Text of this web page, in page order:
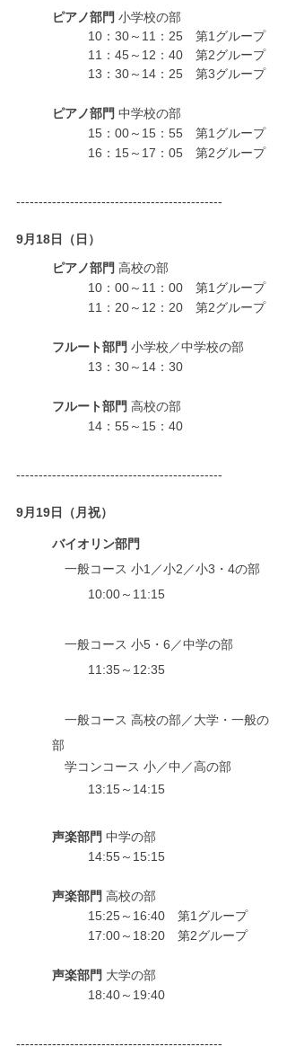
ピアノ部門 小学校の部
10：30～11：25　第1グループ
11：45～12：40　第2グループ
13：30～14：25　第3グループ
ピアノ部門 中学校の部
15：00～15：55　第1グループ
16：15～17：05　第2グループ
----------------------------------------------
9月18日（日）
ピアノ部門 高校の部
10：00～11：00　第1グループ
11：20～12：20　第2グループ
フルート部門 小学校／中学校の部
13：30～14：30
フルート部門 高校の部
14：55～15：40
----------------------------------------------
9月19日（月祝）
バイオリン部門
一般コース 小1／小2／小3・4の部
10:00～11:15
一般コース 小5・6／中学の部
11:35～12:35
一般コース 高校の部／大学・一般の
部
学コンコース 小／中／高の部
13:15～14:15
声楽部門 中学の部
14:55～15:15
声楽部門 高校の部
15:25～16:40　第1グループ
17:00～18:20　第2グループ
声楽部門 大学の部
18:40～19:40
----------------------------------------------